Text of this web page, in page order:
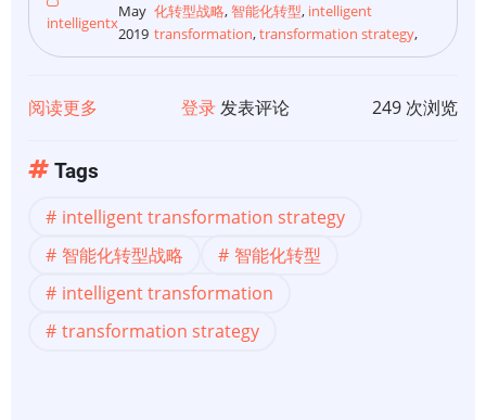
分，
框
intelligentx
May
2019
化转型战略, 智能化转型, intelligent
transformation,transformation strategy,
阅读更多
化
转
型
略
登录发表评论 249 次浏览
Tags
intelligent transformation strategy
智能化转型战略
智能化转型
intelligent transformation
transformation strategy